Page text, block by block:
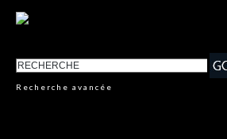
Recherche avancée